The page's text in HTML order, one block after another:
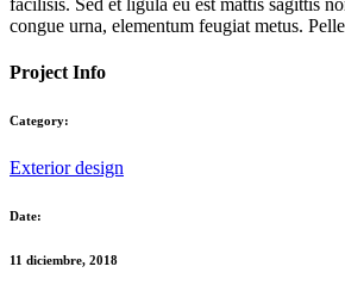
congue urna, elementum feugiat metus.
Project Info
Category:
Exterior design
Date:
11 diciembre, 2018